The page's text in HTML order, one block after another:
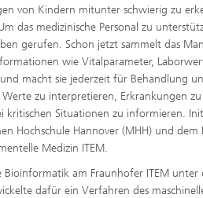
von Kindern mitunter schwierig zu
das medizinische Personal zu
gerufen. Schon jetzt sammelt das
wie Vitalparameter,
macht sie jederzeit für Behandlung
Werte zu interpretieren, Erkrankungen
kritischen Situationen zu informieren.
Hochschule Hannover (MHH) und
Medizin ITEM.
Bioinformatik am Fraunhofer ITEM unter
dafür ein Verfahren des